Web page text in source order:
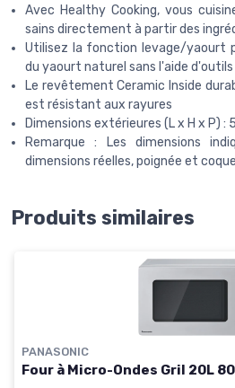
Avec Healthy Cooking, vous
sains directement à partir des
Utilisez la fonction levage/yaourt
du yaourt naturel sans l'aide
Le revêtement Ceramic Inside
est résistant aux rayures
Dimensions extérieures (L x H x P) :
Remarque : Les dimensions
dimensions réelles, poignée et
Produits similaires
PANASONIC
Four à Micro-Ondes Gril 20L